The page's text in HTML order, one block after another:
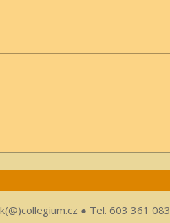
● Tel. 603 361 083